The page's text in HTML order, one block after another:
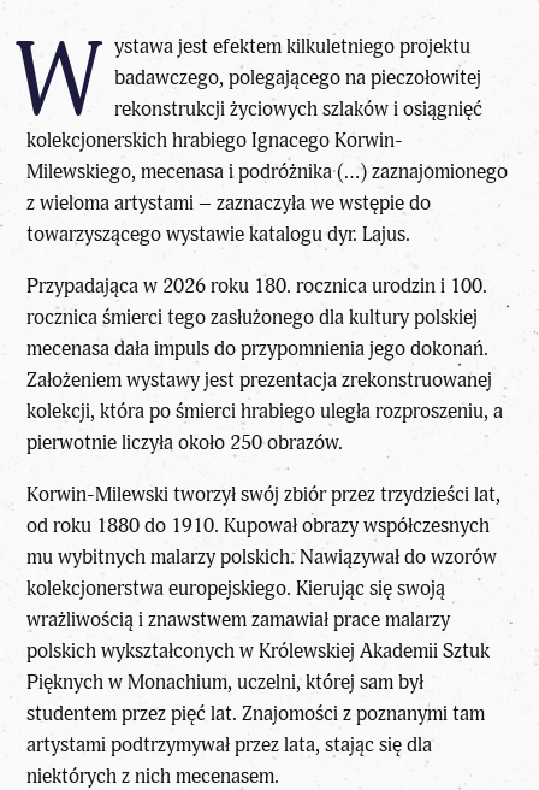
W ystawajest efektem kilkuletniego projektu
badawczego, polegającego na pieczołowitej
rekonstrukcji życiowych szlaków i osiągnięć
kolekcjonerskich hrabiego Ignacego Korwin-
Milewskiego, mecenasa i podróżnika (…) zaznajomionego
z wieloma artystami – zaznaczyła we wstępie do
towarzyszącego wystawie katalogu dyr. Lajus.
Przypadająca w 2026 roku 180. rocznica urodzin i 100.
rocznica śmierci tego zasłużonego dlakulturypolskiej
mecenasa dała impuls do przypomnienia jego dokonań.
Założeniem wystawy jest prezentacja zrekonstruowanej
kolekcji, która po śmierci hrabiego uległa rozproszeniu, a
pierwotnie liczyła około 250 obrazów.
Korwin-Milewski tworzył swój zbiór przez trzydzieści lat,
od roku 1880 do 1910. Kupował obrazy współczesnych
mu wybitnych malarzy polskich. Nawiązywał do wzorów
kolekcjonerstwa europejskiego. Kierując się swoją
wrażliwością i znawstwem zamawiał pracemalarzy
polskichwykształconych w Królewskiej Akademii Sztuk
Pięknych w Monachium, uczelni, której sam był
studentem przez pięć lat. Znajomości z poznanymi tam
artystami podtrzymywał przez lata, stając się dla
niektórych z nich mecenasem.